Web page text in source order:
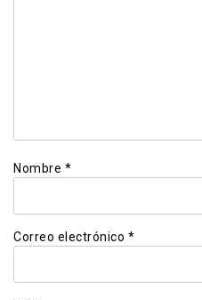
Nombre *
Correo electrónico *